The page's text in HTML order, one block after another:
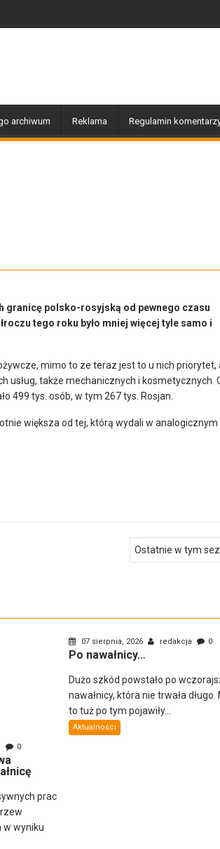
archiwum Reklama Regulamin
granicę polsko-rosyjską od pewnego czasu
tego roku było mniej więcej tyle samo i
mimo to ze teraz jest to u nich priorytet,
usług, także mechanicznych i kosmetycznych.
499 tys. osób, w tym 267 tys. Rosjan.
większa od tej, którą wydali w analogicznym
Ostatnie w tym
0
prac
w wyniku
07 sierpnia, 2026 redakcja 0
Po nawałnicy…
Dużo szkód powstało po
nawałnicy, która nie trwała długo.
to tuż po tym pojawiły...
Aktualności